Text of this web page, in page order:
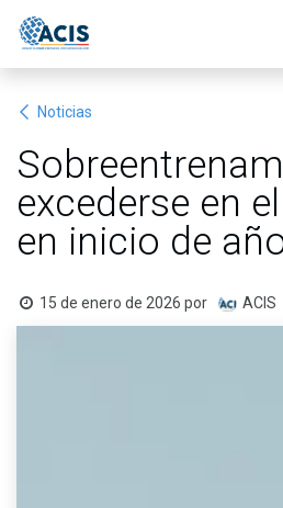
Noticias
excederse en
en inicio de
15 de enero de 2026 por ACIS